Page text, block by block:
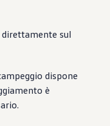
sul
dispone
è